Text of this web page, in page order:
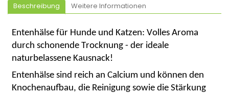
Beschreibung Weitere Informationen
Entenhälse für Hunde und Katzen: Volles Aroma
durch schonende Trocknung - der ideale
naturbelassene Kausnack!
Entenhälse sind reich an Calcium und können den
Knochenaufbau, die Reinigung sowie die Stärkung